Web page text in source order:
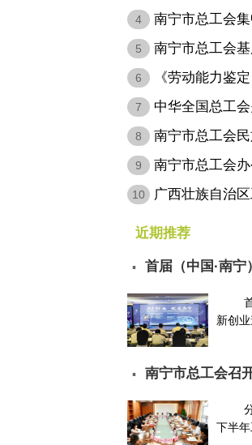
4 南宁市总工会
5
南宁市总工会
名…
6
《劳动能力鉴
病…
7
中华全国总工
会…
8 南宁市总工会
9
南宁市总工会
层…
10
广西壮族自治
定…
近期推荐
▪
首届（中国·南
请…
新创
▪ 南宁市总工会召
下半